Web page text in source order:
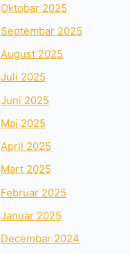
Oktobar 2025
Septembar 2025
August 2025
Juli 2025
Juni 2025
Maj 2025
April 2025
Mart 2025
Februar 2025
Januar 2025
Decembar 2024